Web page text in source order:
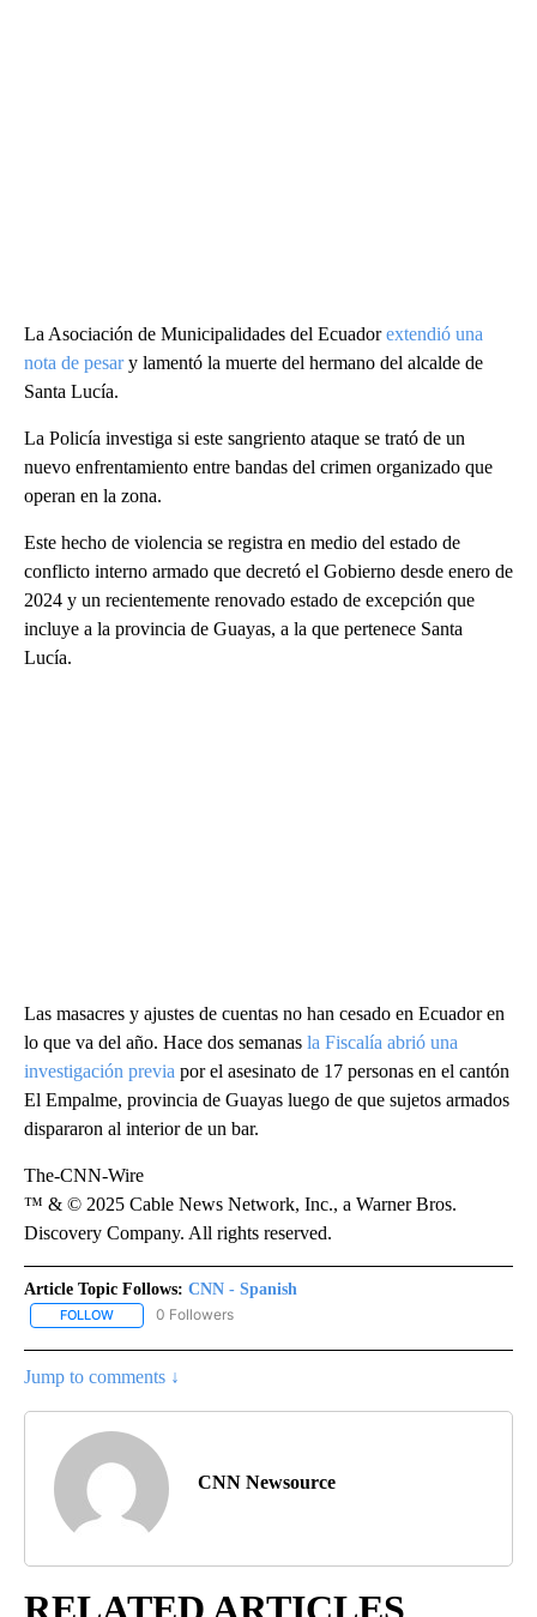
La Asociación de Municipalidades del Ecuadorextendió una
nota de pesary lamentó la muerte del hermano del alcalde de
Santa Lucía.
La Policía investiga si este sangriento ataque se trató de un
nuevo enfrentamiento entre bandas del crimen organizado que
operan en la zona.
Este hecho de violencia se registra en medio del estado de
conflicto interno armado que decretó el Gobierno desde enero de
2024 y un recientemente renovado estado de excepción que
incluye a la provincia de Guayas, a la que pertenece Santa
Lucía.
Las masacres y ajustes de cuentas no han cesado en Ecuador en
lo que va del año. Hace dos semanas la Fiscalía abrió una
investigación previa por el asesinato de 17 personas en el cantón
El Empalme, provincia de Guayas luego de que sujetos armados
dispararon al interior de un bar.
The-CNN-Wire
™ & © 2025 Cable News Network, Inc., a Warner Bros.
Discovery Company. All rights reserved.
Article Topic Follows: CNN - Spanish
FOLLOW FOLLOW "CNN - SPANISH" TO RECEIVE NOTIFICATIONS ABOUT
0 Followers
Jump to comments ↓
CNN Newsource
RELATED ARTICLES